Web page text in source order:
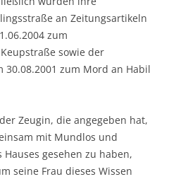
an Zeitungsartikeln
zum
sowie der
30.08.2001 zum Mord an Habil
Zeugin, die angegeben hat,
mit Mundlos und
gesehen zu haben,
seine Frau dieses Wissen